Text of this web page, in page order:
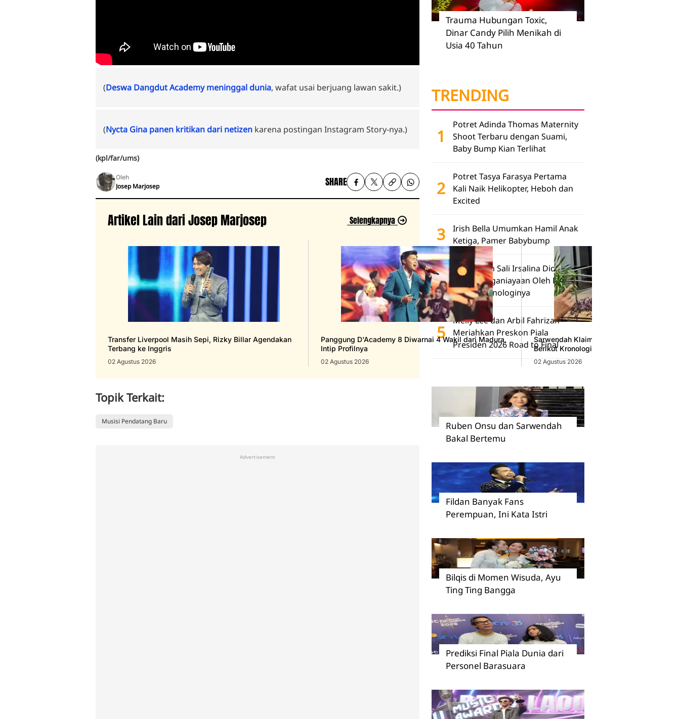
(Deswa Dangdut Academy meninggal dunia, wafat usai berjuang lawan sakit.)
(Nycta Gina panen kritikan dari netizen karena postingan Instagram Story-nya.)
(kpl/far/ums)
Oleh
Josep Marjosep SHARE
Artikel Lain dari Josep Marjosep Selengkapnya
Transfer Liverpool Masih Sepi, Rizky Billar Agendakan
Terbang ke Inggris
02 Agustus 2026
Panggung D'Academy 8 Diwarnai 4 Wakil dari Madura,
Intip Profilnya
02 Agustus 2026
Sarwendah Klaim Dugaan Selingkuh
Berikut Kronologi dan Dampaknya
02 Agustus 2026
Topik Terkait:
Musisi Pendatang Baru
Advertisement
Trauma Hubungan Toxic,
Dinar Candy Pilih Menikah di
Usia 40 Tahun
TRENDING
1
Potret Adinda Thomas Maternity
Shoot Terbaru dengan Suami,
Baby Bump Kian Terlihat
2
Potret Tasya Farasya Pertama
Kali Naik Helikopter, Heboh dan
Excited
3
Irish Bella Umumkan Hamil Anak
Ketiga, Pamer Babybump
4
Pesinetron Sali Irsalina Diduga
Alami Penganiayaan Oleh Pacar,
Begini Kronologinya
5
Melly Lee dan Arbil Fahrizan
Meriahkan Preskon Piala
Presiden 2026 Road to Final
Ruben Onsu dan Sarwendah
Bakal Bertemu
Fildan Banyak Fans
Perempuan, Ini Kata Istri
Bilqis di Momen Wisuda, Ayu
Ting Ting Bangga
Prediksi Final Piala Dunia dari
Personel Barasuara